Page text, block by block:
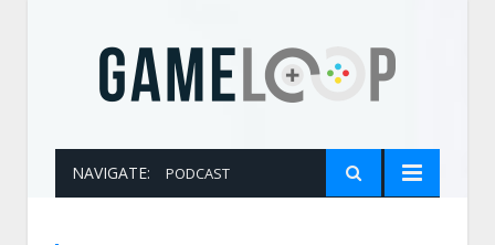
NAVIGATE: PODCAST